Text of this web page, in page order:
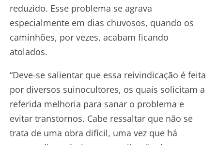
reduzido. Esse problema se agrava
especialmente em dias chuvosos, quando os
caminhões, por vezes, acabam ficando
atolados.
“Deve-se salientar que essa reivindicação é feita
por diversos suinocultores, os quais solicitam a
referida melhoria para sanar o problema e
evitar transtornos. Cabe ressaltar que não se
trata de uma obra difícil, uma vez que há